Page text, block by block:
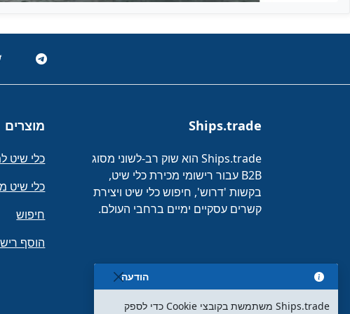
Ships.trade
Ships.trade הוא שוק רב-לשוני מסוג
B2B עבור רישומי מכירת כלי שיט,
בקשות 'דרוש', חיפוש כלי שיט ויצירת
קשרים עסקיים ימיים ברחבי העולם.
מוצרים
כלי שיט
כלי שיט
חיפוש
הוסף
הודעה
Ships.trade משתמשת בקובצי Cookie כדי לספק